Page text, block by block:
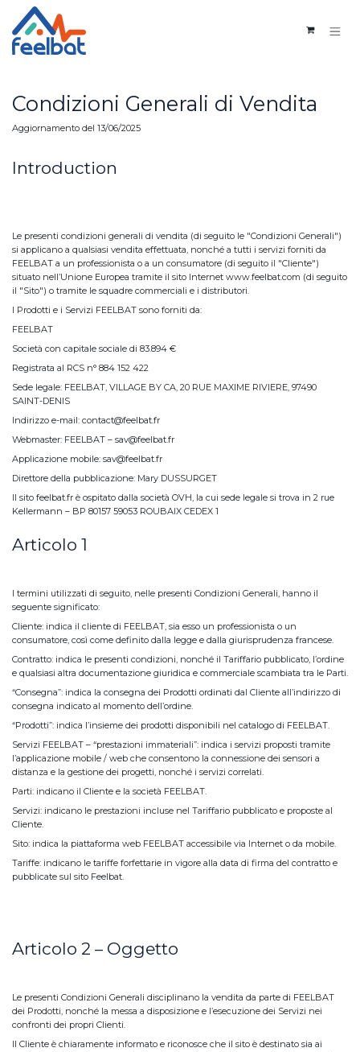
Passa al contenuto
Condizioni Generali di Vendita
Aggiornamento del 13/06/2025
Introduction
Le presenti condizioni generali di vendita (di seguito le "Condizioni Generali")
si applicano a qualsiasi vendita effettuata, nonché a tutti i servizi forniti da
FEELBAT a un professionista o a un consumatore (di seguito il "Cliente")
situato nell’Unione Europea tramite il sito Internet www.feelbat.com (di seguito
il "Sito") o tramite le squadre commerciali e i distributori.
I Prodotti e i Servizi FEELBAT sono forniti da:
FEELBAT
Società con capitale sociale di 83.894 €
Registrata al RCS n° 884 152 422
Sede legale: FEELBAT, VILLAGE BY CA, 20 RUE MAXIME RIVIERE, 97490
SAINT-DENIS
Indirizzo e-mail: contact@feelbat.fr
Webmaster: FEELBAT – sav@feelbat.fr
Applicazione mobile: sav@feelbat.fr
Direttore della pubblicazione: Mary DUSSURGET
Il sito feelbat.fr è ospitato dalla società OVH, la cui sede legale si trova in 2 rue
Kellermann – BP 80157 59053 ROUBAIX CEDEX 1
Articolo 1
I termini utilizzati di seguito, nelle presenti Condizioni Generali, hanno il
seguente significato:
Cliente: indica il cliente di FEELBAT, sia esso un professionista o un
consumatore, così come definito dalla legge e dalla giurisprudenza francese.
Contratto: indica le presenti condizioni, nonché il Tariffario pubblicato, l’ordine
e qualsiasi altra documentazione giuridica e commerciale scambiata tra le Parti.
“Consegna”: indica la consegna dei Prodotti ordinati dal Cliente all’indirizzo di
consegna indicato al momento dell’ordine.
“Prodotti”: indica l’insieme dei prodotti disponibili nel catalogo di FEELBAT.
Servizi FEELBAT – “prestazioni immateriali”: indica i servizi proposti tramite
l’applicazione mobile / web che consentono la connessione dei sensori a
distanza e la gestione dei progetti, nonché i servizi correlati.
Parti: indicano il Cliente e la società FEELBAT.
Servizi: indicano le prestazioni incluse nel Tariffario pubblicato e proposte al
Cliente.
Sito: indica la piattaforma web FEELBAT accessibile via Internet o da mobile.
Tariffe: indicano le tariffe forfettarie in vigore alla data di firma del contratto e
pubblicate sul sito Feelbat.
Articolo 2 – Oggetto
Le presenti Condizioni Generali disciplinano la vendita da parte di FEELBAT
dei Prodotti, nonché la messa a disposizione e l’esecuzione dei Servizi nei
confronti dei propri Clienti.
Il Cliente è chiaramente informato e riconosce che il sito è destinato sia ai